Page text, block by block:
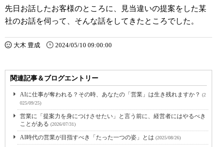
先日お話したお客様のところに、見当違いの提案をした某
社のお話を伺って、そんな話をしてきたところでした。
大木 豊成 2024/05/10 09:00:00
関連記事＆ブログエントリー
AIに仕事が奪われる？その時、あなたの「営業」は生き残れますか？ (2
025/09/25)
営業に「提案力を身につけさせたい」と言う前に、経営者にはやるべき
ことがある (2026/07/31)
AI時代の営業が目指すべき「たった一つの姿」とは (2025/08/26)